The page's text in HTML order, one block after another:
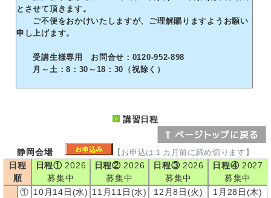
とさせて頂きます。
ご不便をおかけいたしますが、ご理解賜りますようお願い
申し上げます。
受講生様専用 お問合せ：0120-952-898
月～土：8：30～18：30（祝除く）
講習日程
静岡会場 【お申込は１カ月前に締め切ります】
日程
順
日程①2026
募集中
日程②2026
募集中
日程③2026
募集中
日程④2027
募集中
① 10月14日(水) 11月11日(水) 12月8日(火)
1月28日(木)